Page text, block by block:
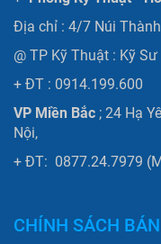
Địa chỉ : 4/7 Núi
@ TP Kỹ Thuật : Kỹ
+ ĐT : 0914.199.600
VP Miền Bắc ; 24 Hạ
Nội,
+ ĐT: 0877.24.7979
CHÍNH SÁCH